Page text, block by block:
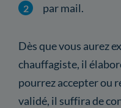
par mail.
Dès que vous aurez
chauffagiste, il
pourrez accepter ou
validé, il suffira de